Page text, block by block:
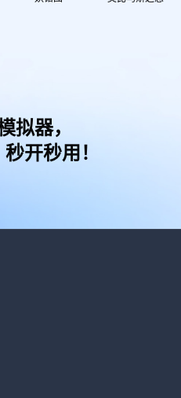
拟器，
开秒用！